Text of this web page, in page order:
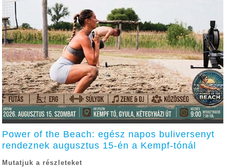
Power of the Beach: egész napos buliversenyt
rendeznek augusztus 15-én a Kempf-tónál
Mutatjuk a részleteket